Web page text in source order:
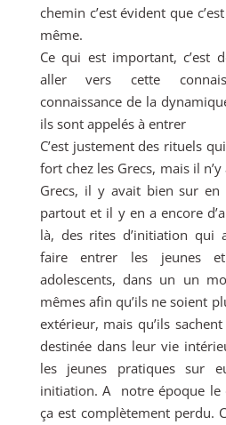
chemin c’est évident que
même.
Ce qui est important, c’est
aller vers cette
connaissance de la
ils sont appelés à entrer
C’est justement des rituels
fort chez les Grecs, mais il
Grecs, il y avait bien sur en
partout et il y en a encore
là, des rites d’initiation
faire entrer les jeunes
adolescents, dans un un
mêmes afin qu’ils ne soient
extérieur, mais qu’ils
destinée dans leur vie
les jeunes pratiques sur
initiation. A notre époque le
ça est complètement perdu.